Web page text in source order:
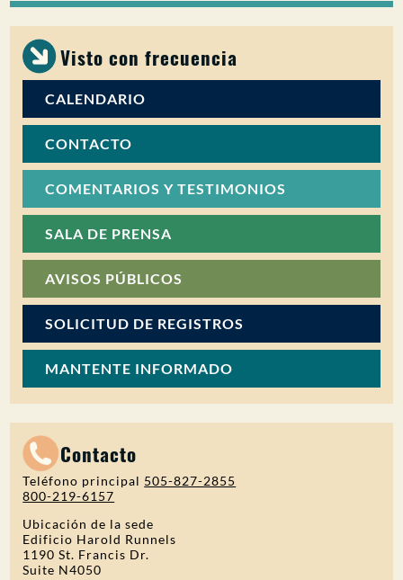
Visto con frecuencia
CALENDARIO
CONTACTO
COMENTARIOS Y TESTIMONIOS
SALA DE PRENSA
AVISOS PÚBLICOS
SOLICITUD DE REGISTROS
MANTENTE INFORMADO
Contacto
Teléfono principal 505-827-2855
800-219-6157
Ubicación de la sede
Edificio Harold Runnels
1190 St. Francis Dr.
Suite N4050